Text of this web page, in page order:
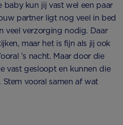
baby kun jij vast wel een paar
partner ligt nog veel in bed
veel verzorging nodig. Daar
maar het is fijn als jij ook
’s nacht. Maar door die
vast gesloopt en kunnen die
vooral samen af wat